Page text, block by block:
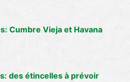
Cumbre Vieja et Havana
des étincelles à prévoir